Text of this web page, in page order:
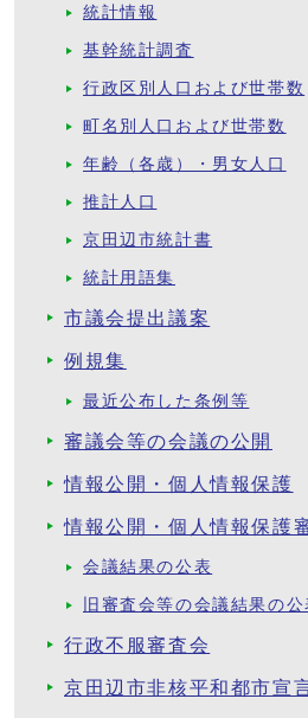
統計情報
基幹統計調査
行政区別人口および世帯数
町名別人口および世帯数
年齢（各歳）・男女人口
推計人口
京田辺市統計書
統計用語集
市議会提出議案
例規集
最近公布した条例等
審議会等の会議の公開
情報公開・個人情報保護
情報公開・個人情報保護
会議結果の公表
旧審査会等の会議結果の公
行政不服審査会
京田辺市非核平和都市宣